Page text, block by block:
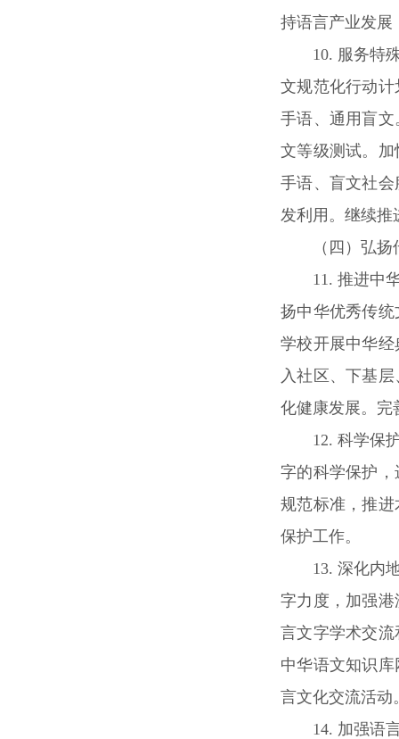
持语言产业发展
10. 服务特
文规范化行动
手语、通用盲
文等级测试。
手语、盲文社
发利用。继续推
（四）弘
11. 推进中
扬中华优秀传
学校开展中华
入社区、下基
化健康发展。完
12. 科学保
字的科学保护
规范标准，推
保护工作。
13. 深化内
字力度，加强
言文字学术交
中华语文知识
言文化交流活动
14. 加强语